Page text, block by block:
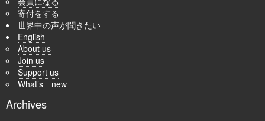
寄付をする
世界中の声が聞きたい
English
About us
Join us
Support us
What’s new
Archives